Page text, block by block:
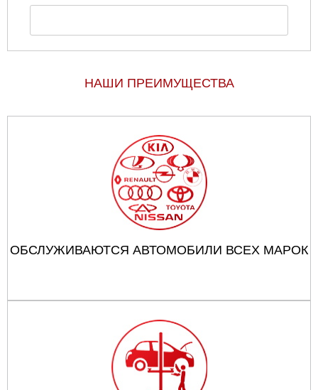
НАШИ ПРЕИМУЩЕСТВА
ОБСЛУЖИВАЮТСЯ АВТОМОБИЛИ ВСЕХ МАРОК